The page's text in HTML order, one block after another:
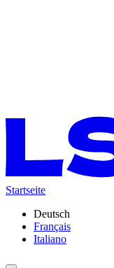
Startseite
Deutsch
Français
Italiano